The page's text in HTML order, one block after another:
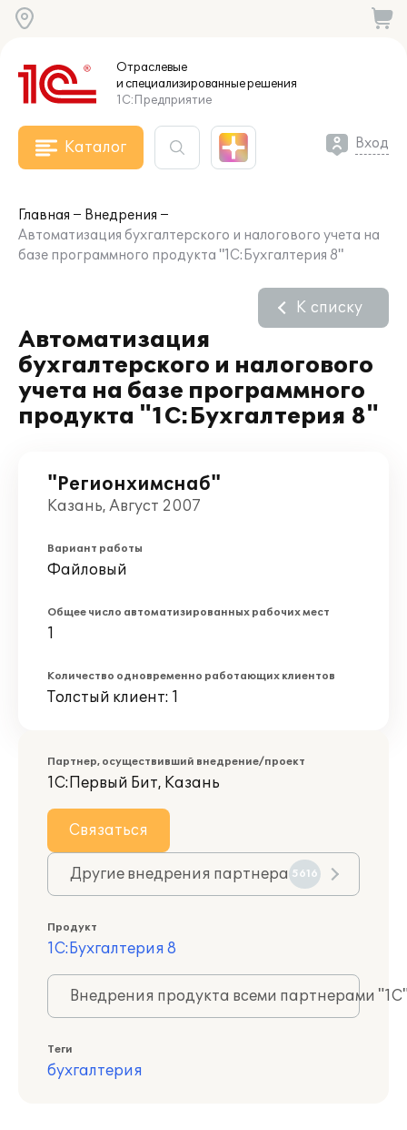
Отраслевые
и специализированныерешения
1С:Предприятие
Каталог Вход
Главная
Внедрения
Автоматизация бухгалтерского и налогового учета на
базе программного продукта "1С:Бухгалтерия 8"
Автоматизация
бухгалтерского и налогового
учета на базе программного
продукта "1С:Бухгалтерия 8"
К списку
"Регионхимснаб"
Казань, Август 2007
Вариант работы
Файловый
Общее число автоматизированных рабочих мест
1
Количество одновременно работающих клиентов
Толстый клиент: 1
Партнер, осуществивший внедрение/проект
1С:Первый Бит, Казань
Связаться
Другие внедрения партнера 5616
Продукт
1С:Бухгалтерия 8
Внедрения продукта всеми партнерами
Теги
бухгалтерия